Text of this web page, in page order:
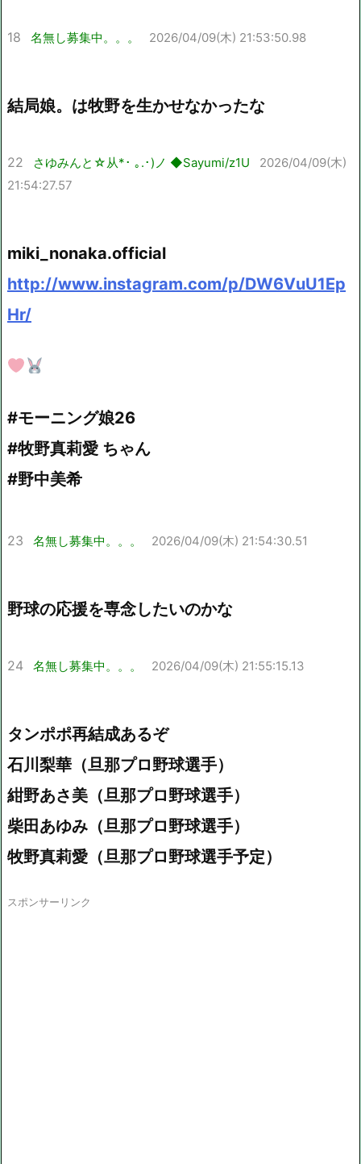
18 名無し募集中。。。 2026/04/09(木) 21:53:50.98
結局娘。は牧野を生かせなかったな
22 さゆみんと☆从*･ ｡.･)ノ ◆Sayumi/z1U
2026/04/09(木)
21:54:27.57
miki_nonaka.official
http://www.instagram.com/p/DW6VuU1Ep
Hr/
#モーニング娘26
#牧野真莉愛 ちゃん
#野中美希
23 名無し募集中。。。 2026/04/09(木) 21:54:30.51
野球の応援を専念したいのかな
24 名無し募集中。。。 2026/04/09(木) 21:55:15.13
タンポポ再結成あるぞ
石川梨華（旦那プロ野球選手）
紺野あさ美（旦那プロ野球選手）
柴田あゆみ（旦那プロ野球選手）
牧野真莉愛（旦那プロ野球選手予定）
スポンサーリンク